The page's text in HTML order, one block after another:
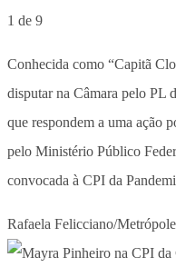
1 de 9
Conhecida como “Capitã
disputar na Câmara pelo PL
que respondem a uma ação
pelo Ministério Público
convocada à CPI da
Rafaela Felicciano/